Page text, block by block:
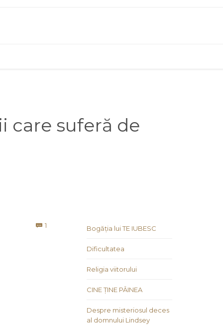
care suferă de
 1 Bogăția lui TE IUBESC
Dificultatea
Religia viitorului
CINE ȚINE PÂINEA
Despre misteriosul deces
al domnului Lindsey